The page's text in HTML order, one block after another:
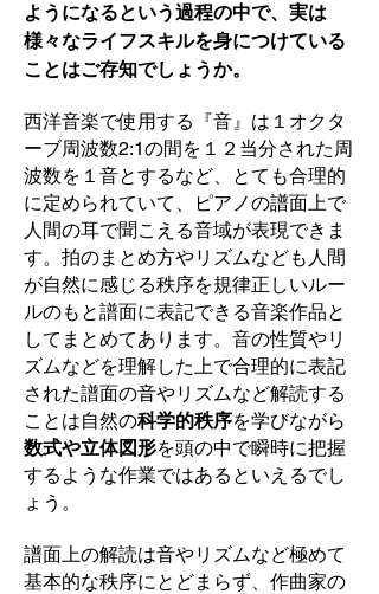
ようになるという過程の中で、実は
様々なライフスキルを身につけている
ことはご存知でしょうか。
西洋音楽で使用する『音』は１オクタ
ーブ周波数2:1の間を１２当分された周
波数を１音とするなど、とても合理的
に定められていて、ピアノの譜面上で
人間の耳で聞こえる音域が表現できま
す。拍のまとめ方やリズムなども人間
が自然に感じる秩序を規律正しいルー
ルのもと譜面に表記できる音楽作品と
してまとめてあります。音の性質やリ
ズムなどを理解した上で合理的に表記
された譜面の音やリズムなど解読する
ことは自然の科学的秩序を学びながら
数式や立体図形を頭の中で瞬時に把握
するような作業ではあるといえるでし
ょう。
譜面上の解読は音やリズムなど極めて
基本的な秩序にとどまらず、作曲家の